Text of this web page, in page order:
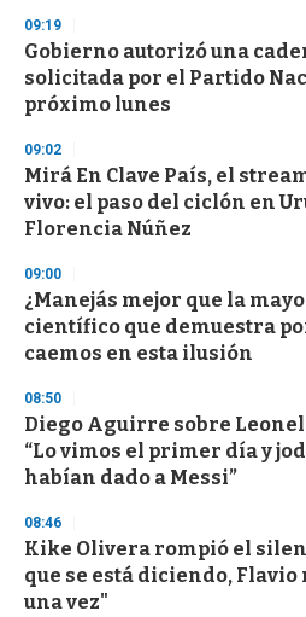
d
s
o
f
3
s
e
c
o
n
s
09:19
Gobierno autorizó una
solicitada por el Partido
próximo lunes
09:02
Mirá En Clave País, el
vivo: el paso del ciclón en
Florencia Núñez
09:00
¿Manejás mejor que la
científico que demuestra
caemos en esta ilusión
08:50
Diego Aguirre sobre
“Lo vimos el primer día y
habían dado a Messi”
08:46
Kike Olivera rompió el
que se está diciendo,
una vez"